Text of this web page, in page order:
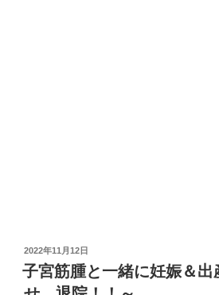
投
稿
日:
2022年11月12日
子宮筋腫と一緒に妊娠＆